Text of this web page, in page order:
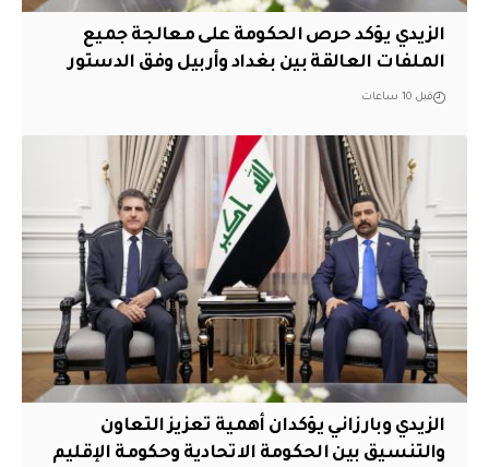
الزيدي يؤكد حرص الحكومة على معالجة جميع
الملفات العالقة بين بغداد وأربيل وفق الدستور
قبل 10 ساعات
الزيدي وبارزاني يؤكدان أهمية تعزيز التعاون
والتنسيق بين الحكومة الاتحادية وحكومة الإقليم